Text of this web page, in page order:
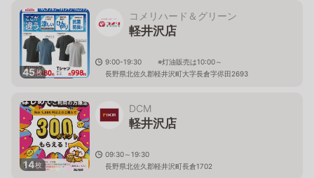
45枚
コメリハード＆グリーン
軽井沢店
9:00-19:30 ※灯油販売は10:00～
長野県北佐久郡軽井沢町大字長倉字侭田2693
14枚
DCM
軽井沢店
09:30～19:30
長野県北佐久郡軽井沢町長倉1702